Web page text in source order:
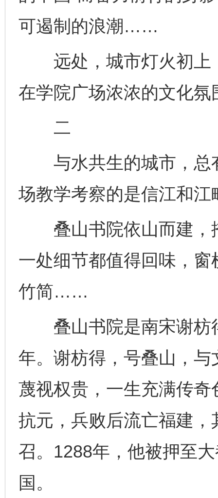
可遏制的浪潮……
远处，城市灯火初上
在学院广场浓浓的文化氛
二
与水共生的城市，总
场教学考察的是信江和江
叠山书院依山而建，
一处细节都值得回味，
竹简……
叠山书院是南宋谢枋
年。谢枋得，号叠山，
蔑视权贵，一生充满传
抗元，兵败后流亡福建
召。1288年，他被押至
国。